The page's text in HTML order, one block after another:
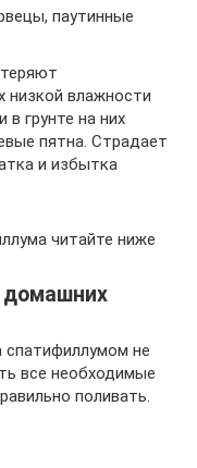
паутинные
низкой влажности
в грунте на них
пятна. Страдает
и избытка
читайте ниже
домашних
спатифиллумом не
все необходимые
поливать.